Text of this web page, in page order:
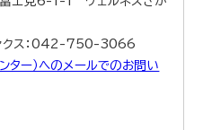
ス：042-750-3066
ター）へのメールでのお問い